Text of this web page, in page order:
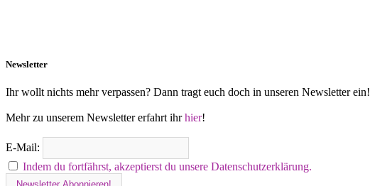
Newsletter
Ihr wollt nichts mehr verpassen? Dann tragt euch doch in unseren Newsletter ein!
Mehr zu unserem Newsletter erfahrt ihrhier!
E-Mail:
Indem du fortfährst, akzeptierst du unsere Datenschutzerklärung.